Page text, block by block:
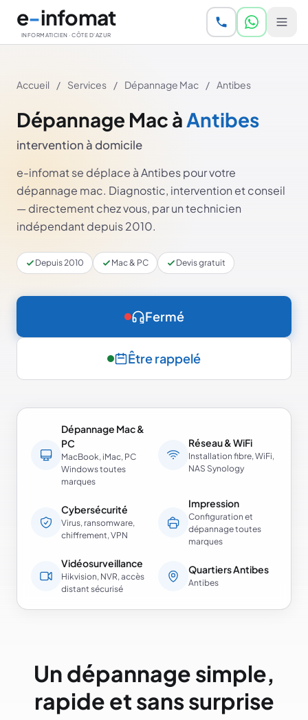
Aller au contenu principal
e-infomat
INFORMATICIEN · CÔTE D'AZUR
Accueil / Services / Dépannage Mac / Antibes
Dépannage Mac àAntibes
intervention à domicile
e-infomat se déplace à Antibes pour votre
dépannage mac. Diagnostic, intervention et conseil
— directement chez vous, par un technicien
indépendant depuis 2010.
Depuis 2010 Mac & PC Devis gratuit
Fermé
Être rappelé
Dépannage Mac &
PC
MacBook, iMac, PC
Windows toutes
marques
Réseau & WiFi
Installation fibre, WiFi,
NAS Synology
Cybersécurité
Virus, ransomware,
chiffrement, VPN
Impression
Configuration et
dépannage toutes
marques
Vidéosurveillance
Hikvision, NVR, accès
distant sécurisé
Quartiers Antibes
Antibes
Un dépannage simple,
rapide et sans surprise